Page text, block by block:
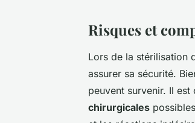
Risques et
Lors de la stérilisation
assurer sa sécurité.
peuvent survenir. Il
chirurgicales